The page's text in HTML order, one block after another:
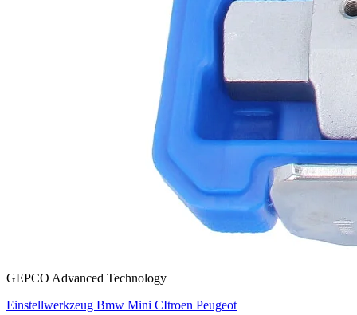
GEPCO Advanced Technology
Einstellwerkzeug Bmw Mini CItroen Peugeot